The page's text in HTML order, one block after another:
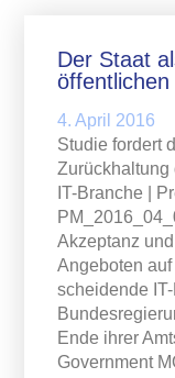
Der Staat
4. April 2016
Studie fordert
Zurückhaltung
IT-Branche |
Akzeptanz
Angeboten
scheidende
Ende ihrer
Government